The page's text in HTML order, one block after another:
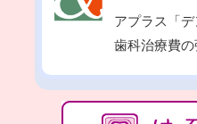
2021年04月
2021年03月
2021年02月
2021年01月
アプラス「デ
歯科治療費